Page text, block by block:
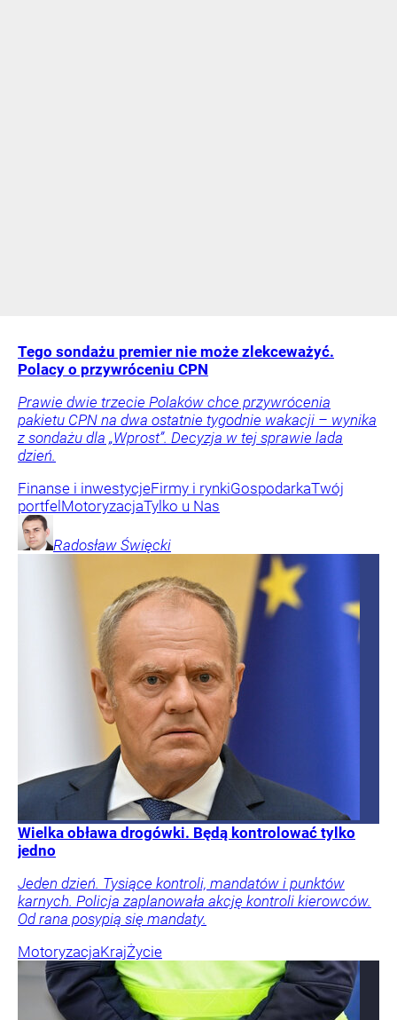
Tego sondażu premier nie może zlekceważyć.
Polacy o przywróceniu CPN
Prawie dwie trzecie Polaków chce przywrócenia
pakietu CPN na dwa ostatnie tygodnie wakacji – wynika
z sondażu dla „Wprost”. Decyzja w tej sprawie lada
Finanse i inwestycjeFirmy i rynkiGospodarkaTwój
portfelMotoryzacja Tylko u Nas
Radosław Święcki